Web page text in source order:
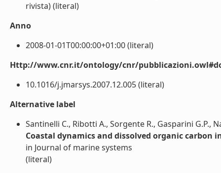
rivista) (literal)
Anno
2008-01-01T00:00:00+01:00 (literal)
Http://www.cnr.it/ontology/cnr/
10.1016/j.jmarsys.2007.12.005 (literal)
Alternative label
Santinelli C., Ribotti A., Sorgente R., Gasparini G.P.,
Coastal dynamics and dissolved organic carbon
in Journal of marine systems
(literal)